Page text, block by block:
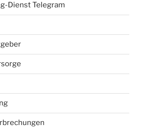
Dienst Telegram